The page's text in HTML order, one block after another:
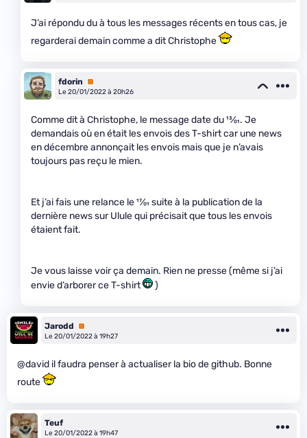
J’ai répondu du à tous les messages récents en tous cas, je
regarderai demain comme a dit Christophe
fdorin
Premium
Le 20/01/2022 à 20h26
Comme dit à Christophe, le message date du13⁄01. Je
demandais où en était les envois des T-shirt car une news
en décembre annonçait les envois mais que je n’avais
toujours pas reçu le mien.
Et j’ai fais une relance le17⁄01 suite à la publication de la
dernière news sur Ulule qui précisait que tous les envois
étaient fait.
Je vous laisse voir ça demain. Rien ne presse (même si j’ai
envie d’arborer ce T-shirt
)
Jarodd
Premium
Le 20/01/2022 à 19h27
@david il faudra penser à actualiser la bio de github. Bonne
route
Teuf
Le 20/01/2022 à 19h47